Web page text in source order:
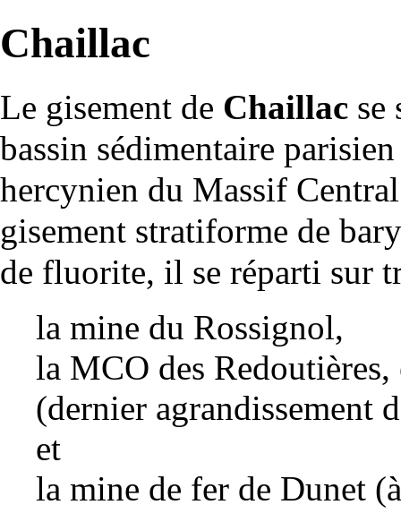
Chaillac
Le gisement de Chaillac se
bassin sédimentaire
hercynien du Massif
gisement stratiforme de
de fluorite, il se réparti sur
la mine du Rossignol,
la MCO des
(dernier agrandissement
et
la mine de fer de Dunet